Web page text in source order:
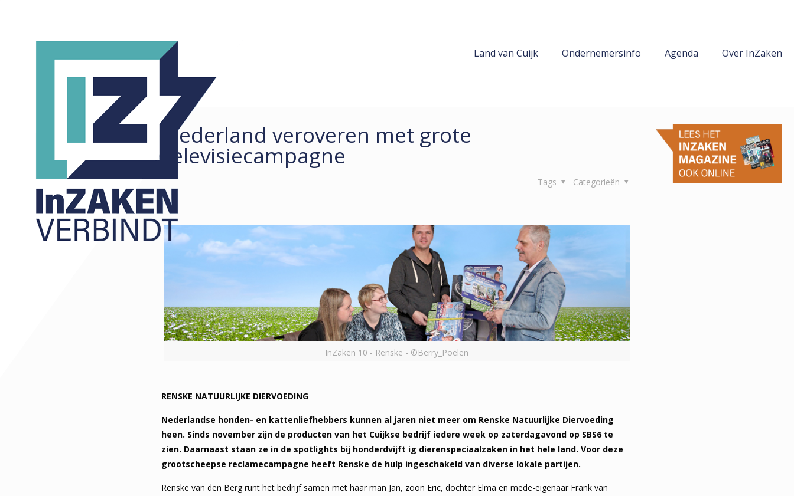
Land van Cuijk Ondernemersinfo Agenda Over InZaken
Nederland veroveren met grote
televisiecampagne
Categorieën
Tags
InZaken 10 - Renske - ©Berry_Poelen
RENSKE NATUURLIJKE DIERVOEDING
Nederlandse honden- en kattenliefhebbers kunnen al jaren niet meer om Renske Natuurlijke Diervoeding
heen. Sinds november zijn de producten van het Cuijkse bedrijf iedere week op zaterdagavond op SBS6 te
zien. Daarnaast staan ze in de spotlights bij honderdvijft ig dierenspeciaalzaken in het hele land. Voor deze
grootscheepse reclamecampagne heeft Renske de hulp ingeschakeld van diverse lokale partijen.
Renske van den Berg runt het bedrijf samen met haar man Jan, zoon Eric, dochter Elma en mede-eigenaar Frank van
ARTIKELEN
COLUMNS
KORTE ZAKEN